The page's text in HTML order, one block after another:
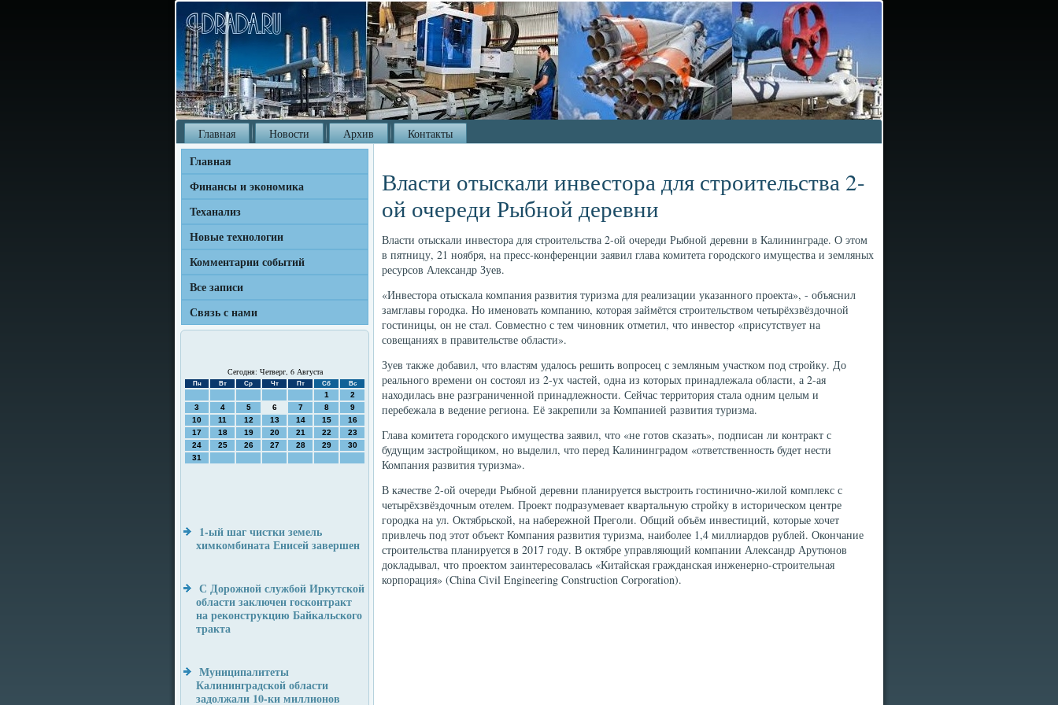
Главная Новости Архив Контакты
Главная
Финансы и экономика
Теханализ
Новые технологии
Комментарии событий
Все записи
Связь с нами
Сегодня: Четверг, 6 Августа
Пн Вт Ср Чт Пт Сб Вс
1
2
3
4 5 6 7 8
9
10
11 12 13 14 15
16
17
18 19 20 21 22
23
24
25 26 27 28 29
30
31
1-ый шаг чистки земель
химкомбината Енисей завершен
С Дорожной службой Иркутской
области заключен госконтракт
на реконструкцию Байкальского
тракта
Муниципалитеты
Калининградской области
задолжали 10-ки миллионов
Власти отыскали инвестора для строительства 2-
ой очереди Рыбной деревни
Власти отыскали инвестора для строительства 2-ой очереди Рыбной деревни в Калининграде. О этом
в пятницу, 21 ноября, на пресс-конференции заявил глава комитета городского имущества и земляных
ресурсов Александр Зуев.
«Инвестора отыскала компания развития туризма для реализации указанного проекта», - объяснил
замглавы городка. Но именовать компанию, которая займётся строительством четырёхзвёздочной
гостиницы, он не стал. Совместно с тем чиновник отметил, что инвестор «присутствует на
совещаниях в правительстве области».
Зуев также добавил, что властям удалось решить вопросец с земляным участком под стройку. До
реального времени он состоял из 2-ух частей, одна из которых принадлежала области, а 2-ая
находилась вне разграниченной принадлежности. Сейчас территория стала одним целым и
перебежала в ведение региона. Её закрепили за Компанией развития туризма.
Глава комитета городского имущества заявил, что «не готов сказать», подписан ли контракт с
будущим застройщиком, но выделил, что перед Калининградом «ответственность будет нести
Компания развития туризма».
В качестве 2-ой очереди Рыбной деревни планируется выстроить гостинично-жилой комплекс с
четырёхзвёздочным отелем. Проект подразумевает квартальную стройку в историческом центре
городка на ул. Октябрьской, на набережной Преголи. Общий объём инвестиций, которые хочет
привлечь под этот объект Компания развития туризма, наиболее 1,4 миллиардов рублей. Окончание
строительства планируется в 2017 году. В октябре управляющий компании Александр Арутюнов
докладывал, что проектом заинтересовалась «Китайская гражданская инженерно-строительная
корпорация» (China Civil Engineering Construction Corporation).